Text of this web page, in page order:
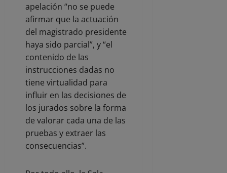
apelación “no se puede
afirmar que la actuación
del magistrado presidente
haya sido parcial”, y “el
contenido de las
instrucciones dadas no
tiene virtualidad para
influir en las decisiones de
los jurados sobre la forma
de valorar cada una de las
pruebas y extraer las
consecuencias”.